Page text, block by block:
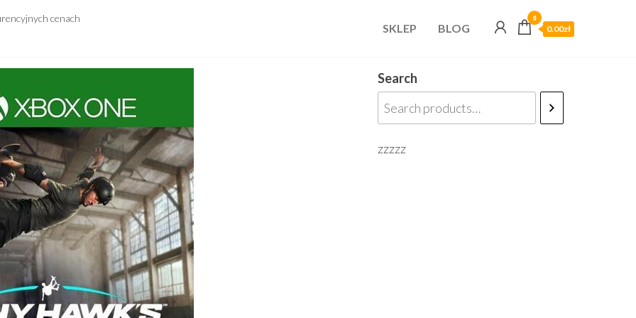
cenach
SKLEP BLOG
0
0.00zł
Search
zzzzz